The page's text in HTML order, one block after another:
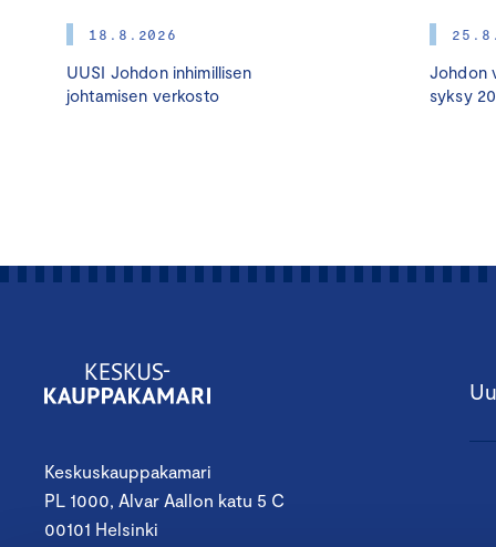
18.8.2026
UUSI Johdon inhimillisen
johtamisen verkosto
Johdon
syksy
Keskuskauppakamari
PL 1000, Alvar Aallon katu 5 C
00101 Helsinki